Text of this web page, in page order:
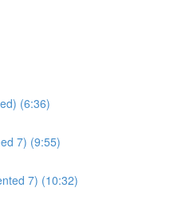
(6:36)
7) (9:55)
7) (10:32)